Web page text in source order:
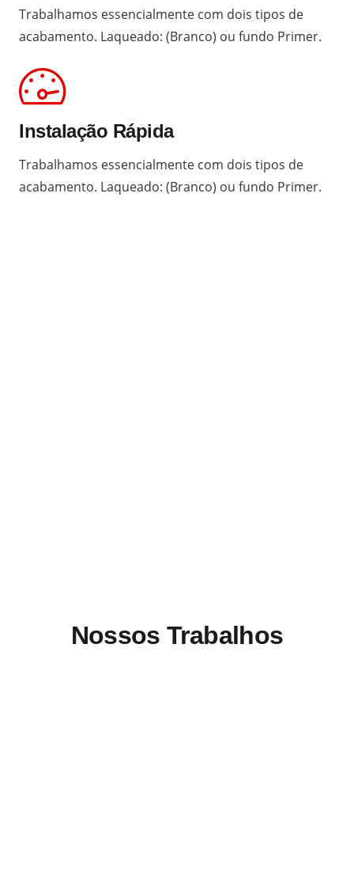
Trabalhamos essencialmente com dois tipos de
acabamento. Laqueado: (Branco) ou fundo Primer.
Instalação Rápida
Trabalhamos essencialmente com dois tipos de
acabamento. Laqueado: (Branco) ou fundo Primer.
Nossos Trabalhos